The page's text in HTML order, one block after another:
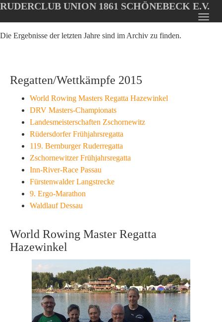
Oops, an error occurred! Code: 20260809021829979760b3
to
RUDERCLUB UNION 1861 SCHÖNEBECK E.V.
Die Ergebnisse der letzten Jahre sind im Archiv zu finden.
Regatten/Wettkämpfe 2015
World Rowing Masters Regatta Hazewinkel
DRV Masters-Championats
Landesmeisterschaften Zschornewitz
Rüdersdorfer Frühjahrsregatta
119. Bernburger Ruderregatta
Zschornewitzer Frühjahrsregatta
Inn-River-Race Passau
Fürstenwalder Langstrecke
9. Ergo-Marathon
Waldlauf Dessau
World Rowing Master Regatta
Hazewinkel